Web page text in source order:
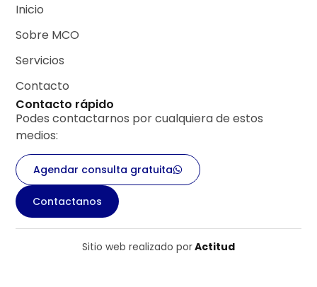
Inicio
Sobre MCO
Servicios
Contacto
Contacto rápido
Podes contactarnos por cualquiera de estos
medios:
Agendar consulta gratuita
Contactanos
Sitio web realizado porActitud